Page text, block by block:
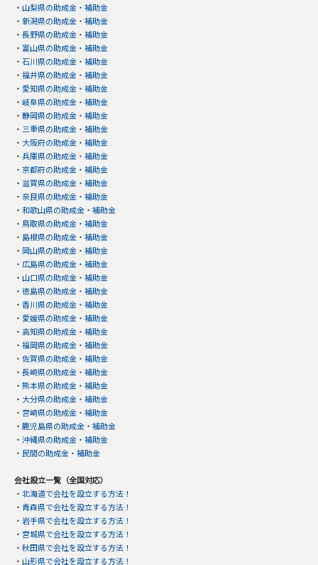
・ 山梨県の助成金・補助金
・ 新潟県の助成金・補助金
・ 長野県の助成金・補助金
・ 富山県の助成金・補助金
・ 石川県の助成金・補助金
・ 福井県の助成金・補助金
・ 愛知県の助成金・補助金
・ 岐阜県の助成金・補助金
・ 静岡県の助成金・補助金
・ 三重県の助成金・補助金
・ 大阪府の助成金・補助金
・ 兵庫県の助成金・補助金
・ 京都府の助成金・補助金
・ 滋賀県の助成金・補助金
・ 奈良県の助成金・補助金
・ 和歌山県の助成金・補助金
・ 鳥取県の助成金・補助金
・ 島根県の助成金・補助金
・ 岡山県の助成金・補助金
・ 広島県の助成金・補助金
・ 山口県の助成金・補助金
・ 徳島県の助成金・補助金
・ 香川県の助成金・補助金
・ 愛媛県の助成金・補助金
・ 高知県の助成金・補助金
・ 福岡県の助成金・補助金
・ 佐賀県の助成金・補助金
・ 長崎県の助成金・補助金
・ 熊本県の助成金・補助金
・ 大分県の助成金・補助金
・ 宮崎県の助成金・補助金
・ 鹿児島県の助成金・補助金
・ 沖縄県の助成金・補助金
・ 民間の助成金・補助金
会社設立一覧（全国対応）
・ 北海道で会社を設立する方法！
・ 青森県で会社を設立する方法！
・ 岩手県で会社を設立する方法！
・ 宮城県で会社を設立する方法！
・ 秋田県で会社を設立する方法！
・ 山形県で会社を設立する方法！